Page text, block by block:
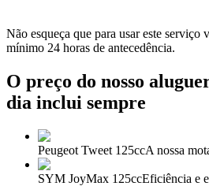
Não esqueça que para usar este serviço
mínimo 24 horas de antecedência.
O preço do nosso
dia inclui sempre
Peugeot Tweet 125ccA nossa
SYM JoyMax 125ccEficiência e